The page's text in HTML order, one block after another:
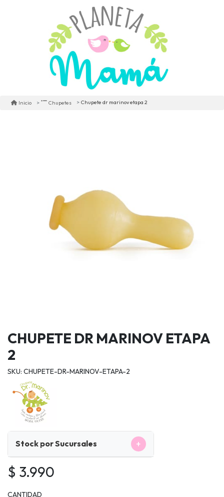
Inicio Chupetes Chupete dr marinov etapa 2
CHUPETE DR MARINOV ETAPA
2
SKU: CHUPETE-DR-MARINOV-ETAPA-2
Stock por Sucursales +
$ 3.990
CANTIDAD